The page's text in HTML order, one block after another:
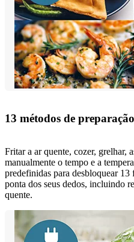
13 métodos de
Fritar a ar quente, cozer, grelhar,
manualmente o tempo e a
predefinidas para desbloquear
ponta dos seus dedos, incluindo
quente.